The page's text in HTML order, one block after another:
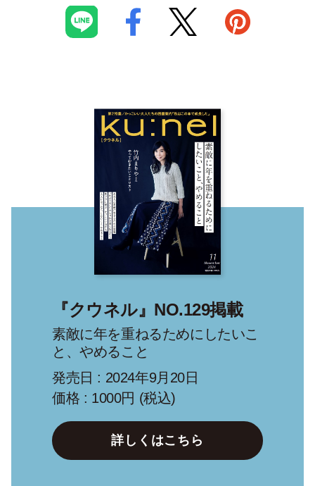
『クウネル』NO.129掲載
素敵に年を重ねるためにしたいこ
と、やめること
発売日 : 2024年9月20日
価格 : 1000円 (税込)
詳しくはこちら